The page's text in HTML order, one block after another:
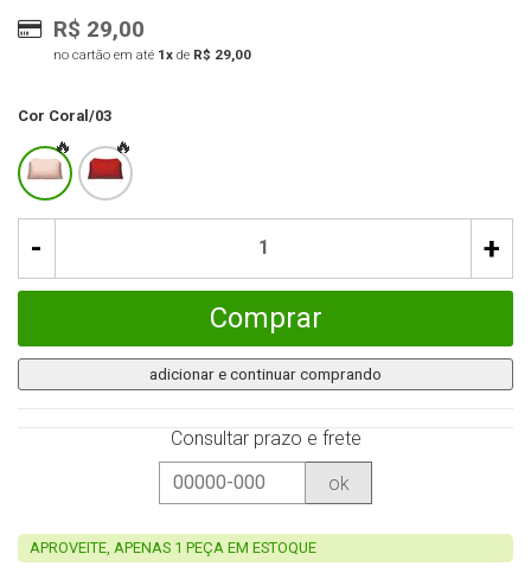
R$ 29,00
no cartão em até 1x de R$ 29,00
Cor Coral/03
- +
Comprar
adicionar e continuar comprando
Consultar prazo e frete
ok
APROVEITE, APENAS 1 PEÇA EM ESTOQUE